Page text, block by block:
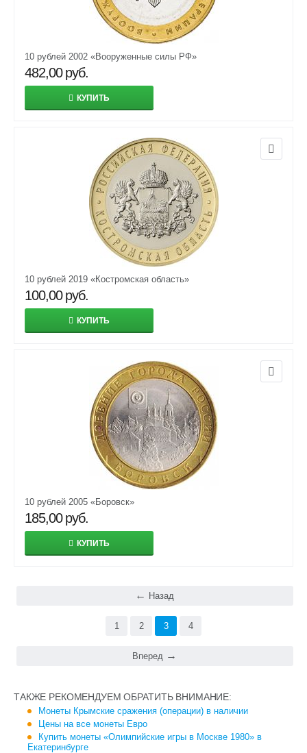
10 рублей 2002 «Вооруженные силы РФ»
482,00 руб.
КУПИТЬ
10 рублей 2019 «Костромская область»
100,00 руб.
КУПИТЬ
10 рублей 2005 «Боровск»
185,00 руб.
КУПИТЬ
Назад
1 2 3 4
Вперед
ТАКЖЕ РЕКОМЕНДУЕМ ОБРАТИТЬ ВНИМАНИЕ:
Монеты Крымские сражения (операции) в наличии
Цены на все монеты Евро
Купить монеты «Олимпийские игры в Москве 1980» в
Екатеринбурге